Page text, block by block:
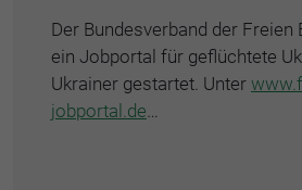
Der Bundesverband der Freien
ein Jobportal für geflüchtete
Ukrainer gestartet. Unter
jobportal.de